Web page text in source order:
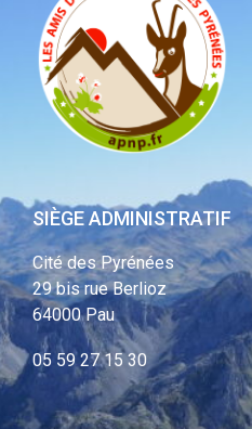
SIÈGE ADMINISTRATIF
Cité des Pyrénées
29 bis rue Berlioz
64000 Pau
05 59 27 15 30